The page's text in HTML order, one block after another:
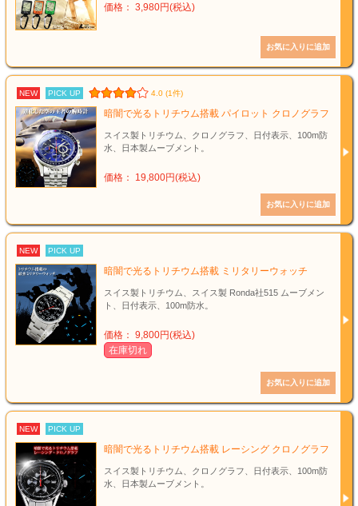
価格： 3,980円(税込)
NEW PICK UP 4.0 (1件)
暗闇で光るトリチウム搭載 パイロット クロノグラフ
スイス製トリチウム、クロノグラフ、日付表示、100m防
水、日本製ムーブメント。
価格： 19,800円(税込)
NEW PICK UP
暗闇で光るトリチウム搭載 ミリタリーウォッチ
スイス製トリチウム、スイス製 Ronda社515 ムーブメン
ト、日付表示、100m防水。
価格： 9,800円(税込)
在庫切れ
NEW PICK UP
暗闇で光るトリチウム搭載 レーシング クロノグラフ
スイス製トリチウム、クロノグラフ、日付表示、100m防
水、日本製ムーブメント。